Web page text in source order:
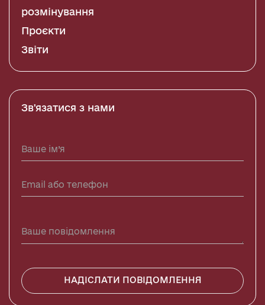
розмінування
Проєкти
Звіти
Зв'язатися з нами
НАДІСЛАТИ ПОВІДОМЛЕННЯ